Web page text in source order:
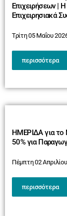
Επιχειρήσεων |
Επιχειρησιακά
Τρίτη 05 Μαΐου
περισσότερα
ΗΜΕΡΙΔΑ για το
50% για
Πέμπτη 02
περισσότερα